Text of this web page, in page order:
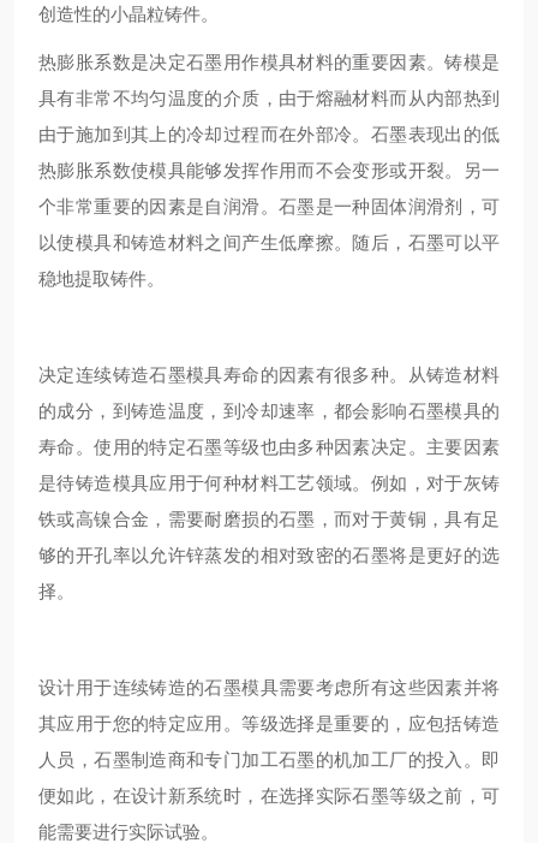
创造性的小晶粒铸件。
热膨胀系数是决定石墨用作模具材料的重要因素。铸模是
具有非常不均匀温度的介质，由于熔融材料而从内部热到
由于施加到其上的冷却过程而在外部冷。石墨表现出的低
热膨胀系数使模具能够发挥作用而不会变形或开裂。另一
个非常重要的因素是自润滑。石墨是一种固体润滑剂，可
以使模具和铸造材料之间产生低摩擦。随后，石墨可以平
稳地提取铸件。
决定连续铸造石墨模具寿命的因素有很多种。从铸造材料
的成分，到铸造温度，到冷却速率，都会影响石墨模具的
寿命。使用的特定石墨等级也由多种因素决定。主要因素
是待铸造模具应用于何种材料工艺领域。例如，对于灰铸
铁或高镍合金，需要耐磨损的石墨，而对于黄铜，具有足
够的开孔率以允许锌蒸发的相对致密的石墨将是更好的选
择。
设计用于连续铸造的石墨模具需要考虑所有这些因素并将
其应用于您的特定应用。等级选择是重要的，应包括铸造
人员，石墨制造商和专门加工石墨的机加工厂的投入。即
便如此，在设计新系统时，在选择实际石墨等级之前，可
能需要进行实际试验。